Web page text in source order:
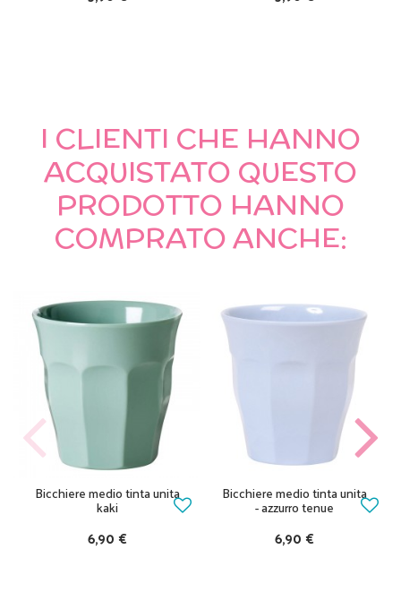
I CLIENTI CHE HANNO
ACQUISTATO QUESTO
PRODOTTO HANNO
COMPRATO ANCHE:
Bicchiere medio tinta unita
kaki
6,90 €
Bicchiere medio tinta unita
- azzurro tenue
6,90 €